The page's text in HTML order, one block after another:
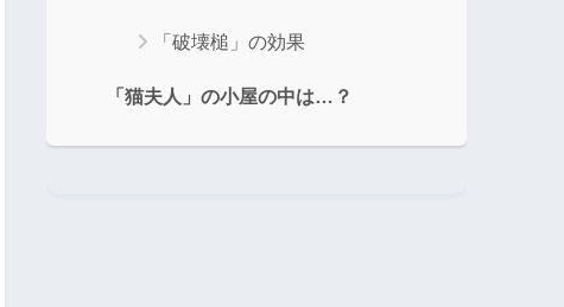
「破壊槌」の効果
「猫夫人」の小屋の中は…？